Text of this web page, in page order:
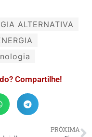
ALTERNATIVA
Compartilhe!
PRÓXIMA